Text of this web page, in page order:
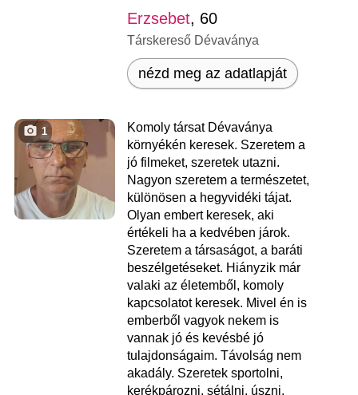
Erzsebet, 60
Társkereső Dévaványa
nézd meg az adatlapját
1
Komoly társat Dévaványa
környékén keresek. Szeretem a
jó filmeket, szeretek utazni.
Nagyon szeretem a természetet,
különösen a hegyvidéki tájat.
Olyan embert keresek, aki
értékeli ha a kedvében járok.
Szeretem a társaságot, a baráti
beszélgetéseket. Hiányzik már
valaki az életemből, komoly
kapcsolatot keresek. Mivel én is
emberből vagyok nekem is
vannak jó és kevésbé jó
tulajdonságaim. Távolság nem
akadály. Szeretek sportolni,
kerékpározni, sétálni, úszni,